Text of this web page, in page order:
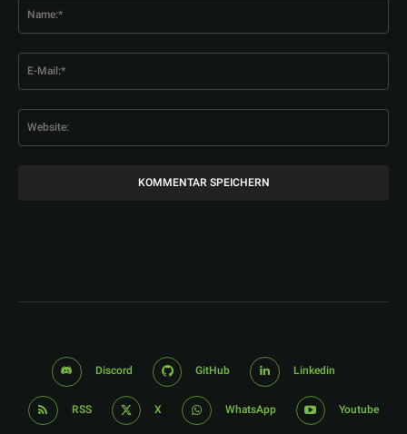
Discord GitHub Linkedin
RSS X WhatsApp Youtube